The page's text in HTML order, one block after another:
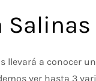
llevará a conocer
ver hasta 3